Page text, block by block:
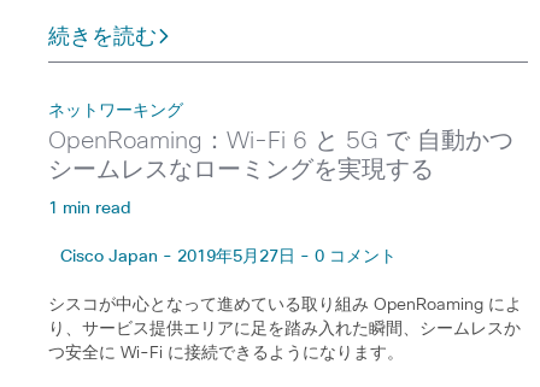
続きを読む
ネットワーキング
OpenRoaming：Wi-Fi 6 と 5G で 自動かつ
シームレスなローミングを実現する
1 min read
Cisco Japan - 2019年5月27日 - 0 コメント
シスコが中心となって進めている取り組み OpenRoaming によ
り、サービス提供エリアに足を踏み入れた瞬間、シームレスか
つ安全に Wi-Fi に接続できるようになります。